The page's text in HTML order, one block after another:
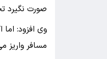
صورت نگیرد
وی افزود:
مسافر واریز